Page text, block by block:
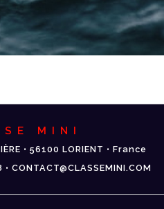
MINI
• 56100 LORIENT • France
CONTACT@CLASSEMINI.COM